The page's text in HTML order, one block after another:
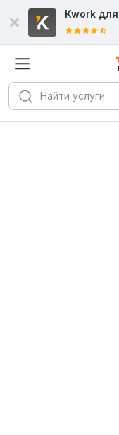
Kwork для